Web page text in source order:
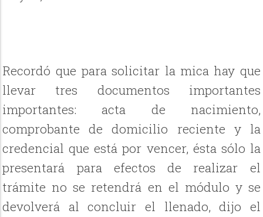
Recordó que para solicitar la mica hay que
llevar tres documentos importantes
importantes: acta de nacimiento,
comprobante de domicilio reciente y la
credencial que está por vencer, ésta sólo la
presentará para efectos de realizar el
trámite no se retendrá en el módulo y se
devolverá al concluir el llenado, dijo el